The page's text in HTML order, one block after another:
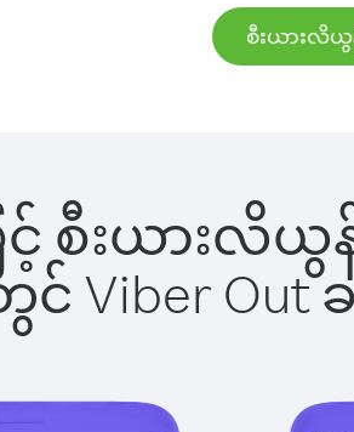
စီးယားလိယွ
ြင့် စီးယား
Viber Out